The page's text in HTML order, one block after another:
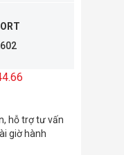
hỗ trợ tư vấn
giờ hành